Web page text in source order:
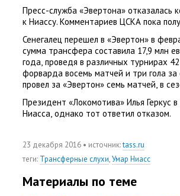
Пресс-служба «Эвертона»
к Ниассу. Комментариев ЦСКА пока
Сенегалец перешел в «Эвертон» в
сумма трансфера составила 17,9 млн
года, проведя в различных турнирах
форварда восемь матчей и три гола
провел за «Эвертон» семь матчей, в
Президент «Локомотива» Илья Геркус
Ниасса, однако тот ответил отказом.
23 декабря 2016 • источник:tass.ru
теги: Трансферные слухи,Умар Ниасс
Материалы по теме